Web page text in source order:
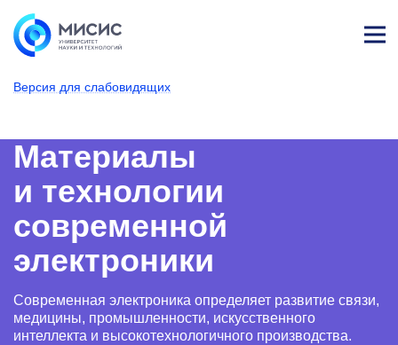
Версия для слабовидящих
т
Материалы
и технологии
современной
электроники
Современная электроника определяет развитие связи,
медицины, промышленности, искусственного
интеллекта и высокотехнологичного производства.